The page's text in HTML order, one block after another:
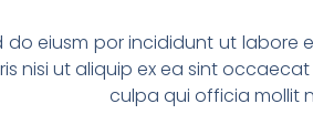
eiusm por incididunt ut labore
nisi ut aliquip ex ea sint
culpa qui officia mollit